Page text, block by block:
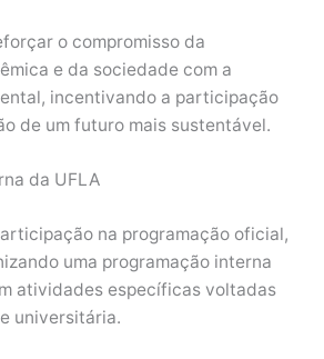
o compromisso da
e da sociedade com a
incentivando a participação
de um futuro mais sustentável.
da UFLA
na programação oficial,
uma programação interna
atividades específicas voltadas
universitária.